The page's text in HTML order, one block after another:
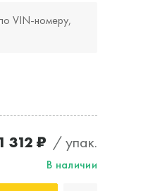
VIN‑номеру,
1 312 ₽ / упак.
В наличии